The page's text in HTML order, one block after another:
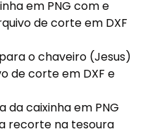
em PNG com e
de corte em DXF
o chaveiro (Jesus)
de corte em DXF e
da caixinha em PNG
recorte na tesoura